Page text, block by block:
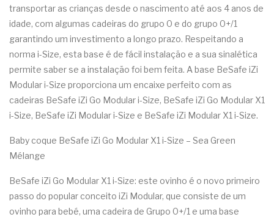
transportar as crianças desde o nascimento até aos 4 anos de
idade, com algumas cadeiras do grupo 0 e do grupo 0+/1
garantindo um investimento a longo prazo. Respeitando a
norma i-Size, esta base é de fácil instalação e a sua sinalética
permite saber se a instalação foi bem feita. A base BeSafe iZi
Modular i-Size proporciona um encaixe perfeito com as
cadeiras BeSafe iZi Go Modular i-Size, BeSafe iZi Go Modular X1
i-Size, BeSafe iZi Modular i-Size e BeSafe iZi Modular X1 i-Size.
Baby coque BeSafe iZi Go Modular X1 i-Size – Sea Green
Mélange
BeSafe iZi Go Modular X1 i-Size: este ovinho é o novo primeiro
passo do popular conceito iZi Modular, que consiste de um
ovinho para bebé, uma cadeira de Grupo 0+/1 e uma base